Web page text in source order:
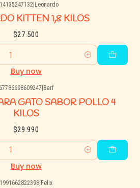
Leonardo
KITTEN 1,8 KILOS
$27.500
Buy now
67786698609247 Barf
GATO SABOR POLLO 4
KILOS
$29.990
Buy now
1991662822398|Felix